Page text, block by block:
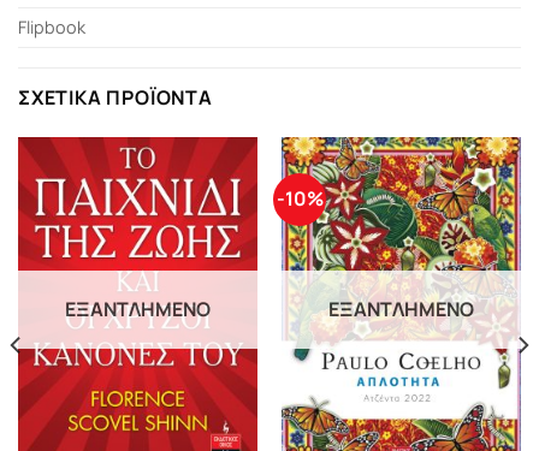
Flipbook
ΣΧΕΤΙΚΆ ΠΡΟΪΌΝΤΑ
ΕΞΑΝΤΛΗΜΈΝΟ
-10%
ΕΞΑΝΤΛΗΜΈΝΟ